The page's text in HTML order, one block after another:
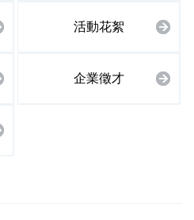
活動花絮
企業徵才